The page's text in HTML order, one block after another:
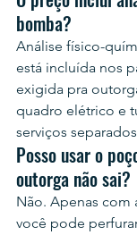
bomba?
Análise físico-
está incluída nos
exigida pra
quadro elétrico e
serviços
Posso usar o
outorga não sai?
Não. Apenas com
você pode